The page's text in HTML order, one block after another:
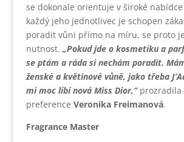
se dokonale orientuje v široké
každý jeho jednotlivec je schopen
poradit vůni přímo na míru, se proto
nutnost. „Pokud jde o kosmetiku a
se ptám a ráda si nechám poradit.
ženské a květinové vůně, jako třeba
mi moc líbí nová Miss Dior,“prozradila
preference Veronika Freimanová.
Fragrance Master